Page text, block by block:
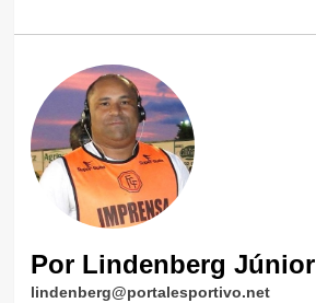
Por Lindenberg Júnior
lindenberg@portalesportivo.net